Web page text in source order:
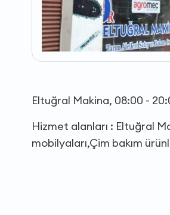
Eltuğral Makina, 08:00 -
Hizmet alanları : Eltuğral
mobilyaları,Çim bakım